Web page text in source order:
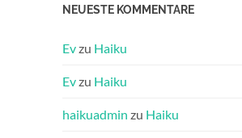
NEUESTE KOMMENTARE
Evzu Haiku
Evzu Haiku
haikuadmin zu Haiku